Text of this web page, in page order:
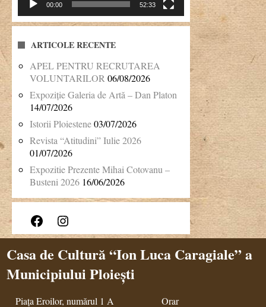
00:00 52:33
ARTICOLE RECENTE
APEL PENTRU RECRUTAREA
VOLUNTARILOR 06/08/2026
Expoziție Galeria de Artă – Dan Platon
14/07/2026
Istorii Ploiestene03/07/2026
Revista “Atitudini” Iulie 2026
01/07/2026
Expozitie Prezente Mihai Cotovanu –
Busteni 2026 16/06/2026
Facebook Instagram
Casa de Cultură “Ion Luca Caragiale” a
Municipiului Ploiești
Piața Eroilor, numărul 1 A Orar